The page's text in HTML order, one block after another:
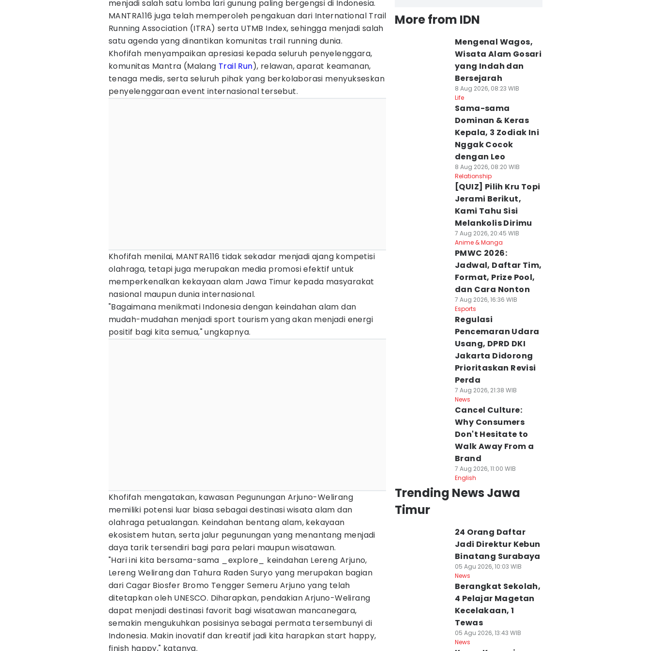
menjadi salah satu lomba lari gunung paling bergengsi di Indonesia.
MANTRA116 juga telah memperoleh pengakuan dari International Trail
Running Association (ITRA) serta UTMB Index, sehingga menjadi salah
satu agenda yang dinantikan komunitas trail running dunia.
Khofifah menyampaikan apresiasi kepada seluruh penyelenggara,
komunitas Mantra (Malang Trail Run), relawan, aparat keamanan,
tenaga medis, serta seluruh pihak yang berkolaborasi menyukseskan
penyelenggaraan event internasional tersebut.
Khofifah menilai, MANTRA116 tidak sekadar menjadi ajang kompetisi
olahraga, tetapi juga merupakan media promosi efektif untuk
memperkenalkan kekayaan alam Jawa Timur kepada masyarakat
nasional maupun dunia internasional.
"Bagaimana menikmati Indonesia dengan keindahan alam dan
mudah-mudahan menjadi sport tourism yang akan menjadi energi
positif bagi kita semua," ungkapnya.
Khofifah mengatakan, kawasan Pegunungan Arjuno-Welirang
memiliki potensi luar biasa sebagai destinasi wisata alam dan
olahraga petualangan. Keindahan bentang alam, kekayaan
ekosistem hutan, serta jalur pegunungan yang menantang menjadi
daya tarik tersendiri bagi para pelari maupun wisatawan.
"Hari ini kita bersama-sama _explore_ keindahan Lereng Arjuno,
Lereng Welirang dan Tahura Raden Suryo yang merupakan bagian
dari Cagar Biosfer Bromo Tengger Semeru Arjuno yang telah
ditetapkan oleh UNESCO. Diharapkan, pendakian Arjuno-Welirang
dapat menjadi destinasi favorit bagi wisatawan mancanegara,
semakin mengukuhkan posisinya sebagai permata tersembunyi di
Indonesia. Makin inovatif dan kreatif jadi kita harapkan start happy,
finish happy," katanya.
More from IDN
Mengenal Wagos,
Wisata Alam Gosari
yang Indah dan
Bersejarah
8 Aug 2026, 08:23 WIB
Life
Sama-sama
Dominan & Keras
Kepala, 3 Zodiak Ini
Nggak Cocok
dengan Leo
8 Aug 2026, 08:20 WIB
Relationship
[QUIZ] Pilih Kru Topi
Jerami Berikut,
Kami Tahu Sisi
Melankolis Dirimu
7 Aug 2026, 20:45 WIB
Anime & Manga
PMWC 2026:
Jadwal, Daftar Tim,
Format, Prize Pool,
dan Cara Nonton
7 Aug 2026, 16:36 WIB
Esports
Regulasi
Pencemaran Udara
Usang, DPRD DKI
Jakarta Didorong
Prioritaskan Revisi
Perda
7 Aug 2026, 21:38 WIB
News
Cancel Culture:
Why Consumers
Don't Hesitate to
Walk Away From a
Brand
7 Aug 2026, 11:00 WIB
English
Trending News Jawa
Timur
24 Orang Daftar
Jadi Direktur Kebun
Binatang Surabaya
05 Agu 2026, 10:03 WIB
News
Berangkat Sekolah,
4 Pelajar Magetan
Kecelakaan, 1
Tewas
05 Agu 2026, 13:43 WIB
News